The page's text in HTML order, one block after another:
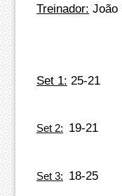
Treinador: João
Set 1: 25-21
Set 2: 19-21
Set 3: 18-25